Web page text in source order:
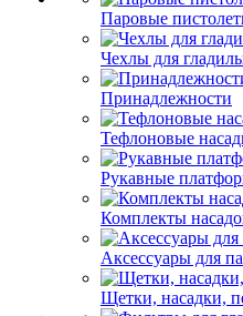
Паровые
Чехлы для
Принадлежности
Тефлоновые
Рукавные
Комплекты
Аксессуары для
Щетки, насадки,